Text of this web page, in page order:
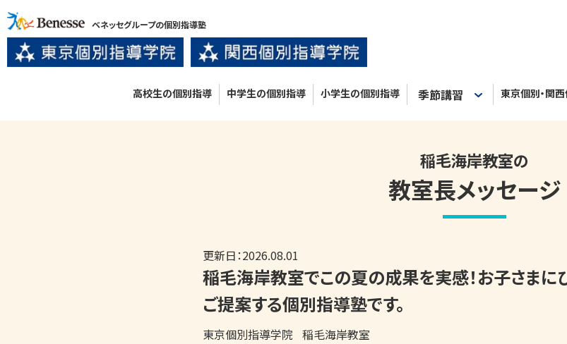
ベネッセグループの個別指導塾
高校生の個別指導 中学生の個別指導 小学生の個別指導 季節講習 東京個別・関
稲毛海岸教室の
教室長メッセージ
更新日：2026.08.01
稲毛海岸教室でこの夏の成果を実感！お子さまに
ご提案する個別指導塾です。
東京個別指導学院 稲毛海岸教室